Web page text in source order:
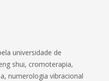
universidade de
shui, cromoterapia,
numerologia vibracional